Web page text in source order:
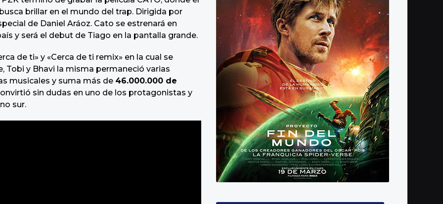
brillar en el mundo del trap. Dirigida por
de Daniel Aráoz. Cato se estrenará en
y será el debut de Tiago en la pantalla grande.
de ti» y «Cerca de ti remix» en la cual se
Tobi y Bhavi la misma permaneció varias
musicales y suma más de 46.000.000 de
sin dudas en uno de los protagonistas y
sur.